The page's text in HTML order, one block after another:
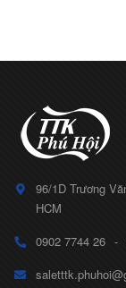
96/1D Trương
HCM
0902 7744 26 -